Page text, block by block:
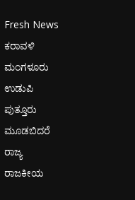
Fresh News
ಕರಾವಳಿ
ಮಂಗಳೂರು
ಉಡುಪಿ
ಪುತ್ತೂರು
ಮೂಡಬಿದರೆ
ರಾಜ್ಯ
ರಾಜಕೀಯ